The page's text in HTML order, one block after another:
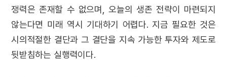
쟁력은 존재할 수 없으며, 오늘의 생존 전략이 마련되지
않는다면 미래 역시 기대하기 어렵다. 지금 필요한 것은
시의적절한 결단과 그 결단을 지속 가능한 투자와 제도로
뒷받침하는 실행력이다.